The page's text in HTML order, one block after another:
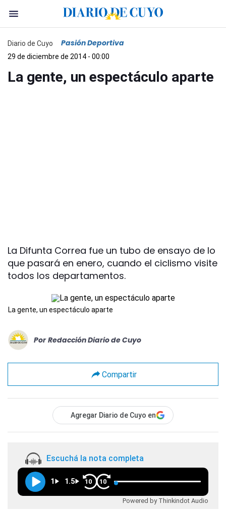
Diario de Cuyo Pasión Deportiva
29 de diciembre de 2014 - 00:00
La gente, un espectáculo aparte
La Difunta Correa fue un tubo de ensayo de lo
que pasará en enero, cuando el ciclismo visite
todos los departamentos.
La gente, un espectáculo aparte
Por Redacción Diario de Cuyo
Compartir
Agregar Diario de Cuyo en
Escuchá la nota completa
1 1.5 10 10
Powered by Thinkindot Audio